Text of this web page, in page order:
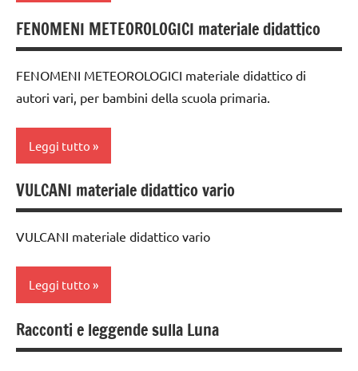
MONTESSORI
didattico
nomenclature
Montessori
Terra
TUTTI GLI
ARGOMENTI
anni
EDUCAZIONE
GEOGRAFIA
DIDATTICA
MONTESSORI
materiale
didattico
nomenclature
ambienti
naturali
classe
3a
dai
6
dettati /
ortografici
LINGUAGGIO
FENOMENI METEOROLOGICI materiale didattico
FENOMENI METEOROLOGICI materiale didattico di
autori vari, per bambini della scuola primaria.
Leggi tutto
classe
3a
classe
dai
anni
VULCANI materiale didattico vario
VULCANI materiale didattico vario
Leggi tutto
ambienti
naturali
Racconti e leggende sulla Luna